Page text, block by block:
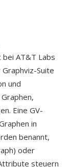
bei AT&T Labs
Suite
und
Eine GV-
in
benannt,
oder
steuern